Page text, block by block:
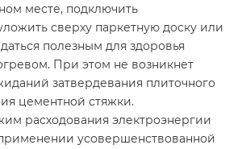
месте, подключить
сверху паркетную доску или
полезным для здоровья
При этом не возникнет
затвердевания плиточного
цементной стяжки.
расходования электроэнергии
усовершенствованной